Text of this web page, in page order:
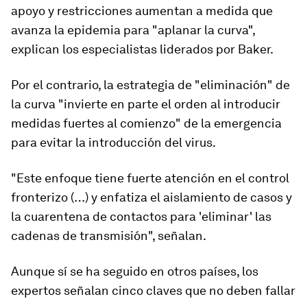
apoyo y restricciones aumentan a medida que
avanza la epidemia para "aplanar la curva",
explican los especialistas liderados por Baker.
Por el contrario, la estrategia de "eliminación" de
la curva "invierte en parte el orden al introducir
medidas fuertes al comienzo" de la emergencia
para evitar la introducción del virus.
"Este enfoque tiene fuerte atención en el control
fronterizo (…) y enfatiza el aislamiento de casos y
la cuarentena de contactos para 'eliminar' las
cadenas de transmisión", señalan.
Aunque sí se ha seguido en otros países, los
expertos señalan cinco claves que no deben fallar